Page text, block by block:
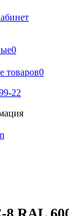
0
товаров0
22